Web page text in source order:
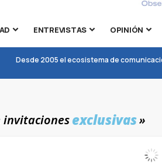
ENTREVISTAS OPINIÓN
Desde 2005 el ecosistema de
invitacionesexclusivas»